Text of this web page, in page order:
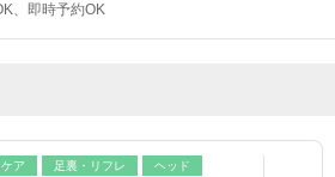
即時予約OK
ア 足裏・リフレ
ヘッド